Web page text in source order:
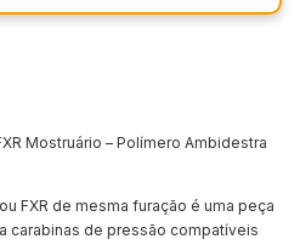
Mostruário – Polímero Ambidestra
FXR de mesma furação é uma peça
carabinas de pressão compatíveis